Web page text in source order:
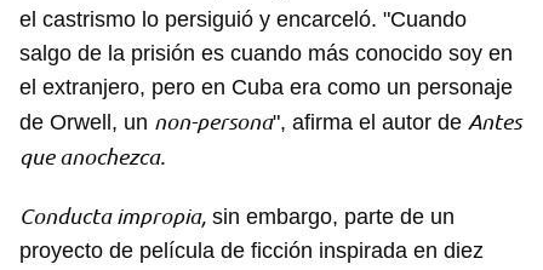
el castrismo lo persiguió y encarceló. "Cuando
salgo de la prisión es cuando más conocido soy en
el extranjero, pero en Cuba era como un personaje
de Orwell, un non-persona", afirma el autor de Antes
que anochezca.
Conducta impropia, sin embargo, parte de un
proyecto de película de ficción inspirada en diez